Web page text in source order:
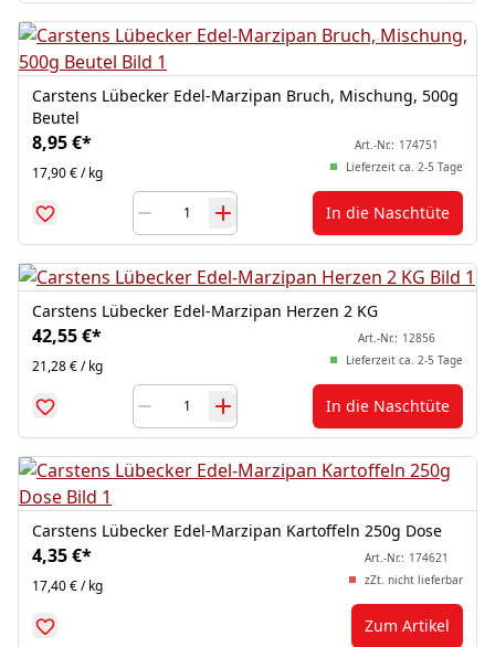
Carstens Lübecker Edel-Marzipan Bruch, Mischung, 500g
Beutel
8,95 €*
17,90 € / kg
Art.-Nr.: 174751
Lieferzeit ca. 2-5 Tage
In die Naschtüte
Carstens Lübecker Edel-Marzipan Herzen 2 KG
42,55 €*
21,28 € / kg
Art.-Nr.: 12856
Lieferzeit ca. 2-5 Tage
In die Naschtüte
Carstens Lübecker Edel-Marzipan Kartoffeln 250g Dose
4,35 €*
17,40 € / kg
Art.-Nr.: 174621
zZt. nicht lieferbar
Zum Artikel